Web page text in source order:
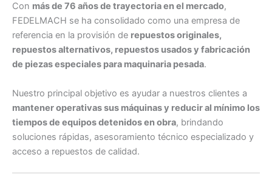
Con más de 76 años de trayectoria en el mercado,
FEDELMACH se ha consolidado como una empresa de
referencia en la provisión de repuestos originales,
repuestos alternativos, repuestos usados y fabricación
de piezas especiales para maquinaria pesada.
Nuestro principal objetivo es ayudar a nuestros clientes a
mantener operativas sus máquinas y reducir al mínimo los
tiempos de equipos detenidos en obra, brindando
soluciones rápidas, asesoramiento técnico especializado y
acceso a repuestos de calidad.